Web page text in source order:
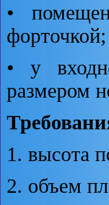
•
форточкой;
• у
размером
1. высота
2. объем